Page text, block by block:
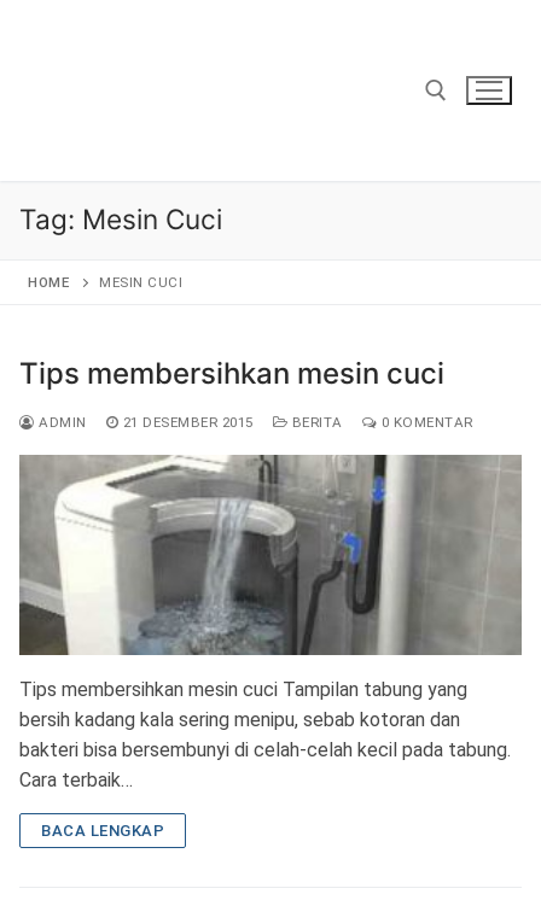
Tag: Mesin Cuci
HOME MESIN CUCI
Tips membersihkan mesin cuci
ADMIN 21 DESEMBER 2015 BERITA 0 KOMENTAR
Tips membersihkan mesin cuci Tampilan tabung yang
bersih kadang kala sering menipu, sebab kotoran dan
bakteri bisa bersembunyi di celah-celah kecil pada tabung.
Cara terbaik…
BACA LENGKAP